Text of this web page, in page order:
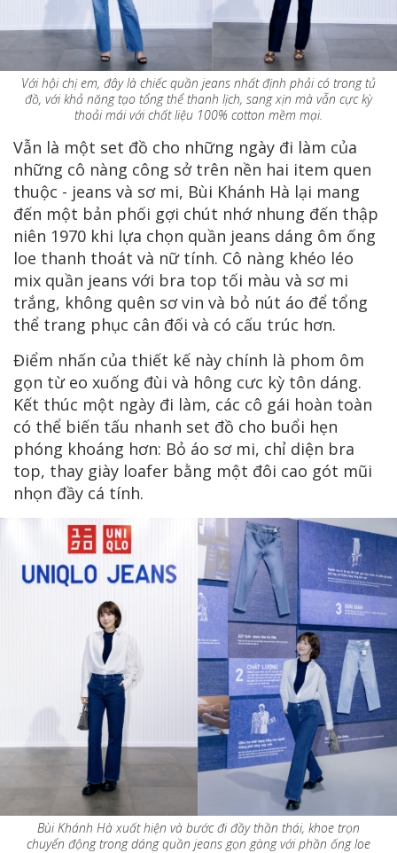
Với hội chị em, đây là chiếc quần jeans nhất định phải có trong tủ
đồ, với khả năng tạo tổng thể thanh lịch, sang xịn mà vẫn cực kỳ
thoải mái với chất liệu 100% cotton mềm mại.
Vẫn là một set đồ cho những ngày đi làm của
những cô nàng công sở trên nền hai item quen
thuộc - jeans và sơ mi, Bùi Khánh Hà lại mang
đến một bản phối gợi chút nhớ nhung đến thập
niên 1970 khi lựa chọn quần jeans dáng ôm ống
loe thanh thoát và nữ tính. Cô nàng khéo léo
mix quần jeans với bra top tối màu và sơ mi
trắng, không quên sơ vin và bỏ nút áo để tổng
thể trang phục cân đối và có cấu trúc hơn.
Điểm nhấn của thiết kế này chính là phom ôm
gọn từ eo xuống đùi và hông cưc kỳ tôn dáng.
Kết thúc một ngày đi làm, các cô gái hoàn toàn
có thể biến tấu nhanh set đồ cho buổi hẹn
phóng khoáng hơn: Bỏ áo sơ mi, chỉ diện bra
top, thay giày loafer bằng một đôi cao gót mũi
nhọn đầy cá tính.
Bùi Khánh Hà xuất hiện và bước đi đầy thần thái, khoe trọn
chuyển động trong dáng quần jeans gọn gàng với phần ống loe